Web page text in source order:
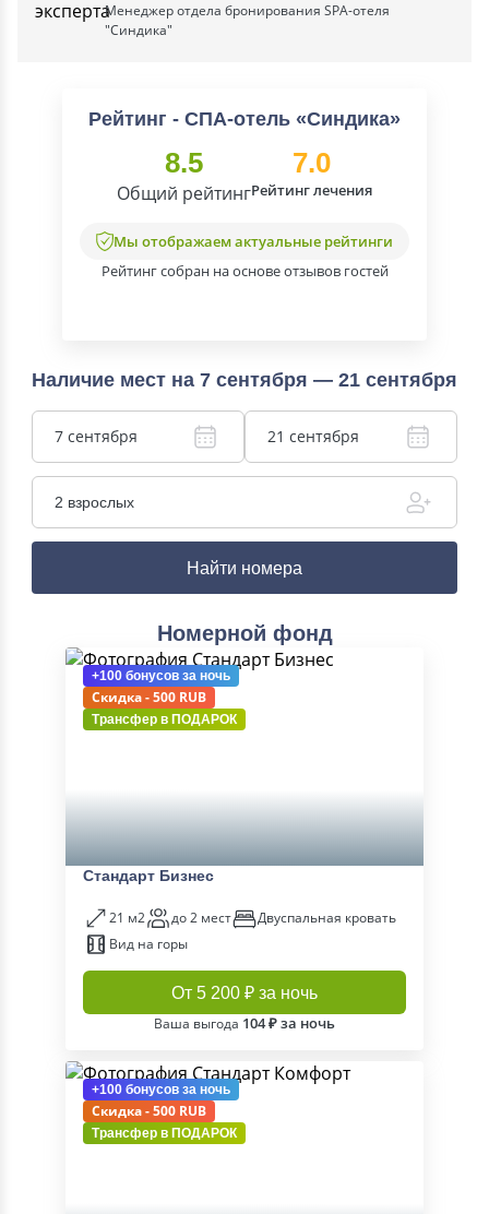
Менеджер отдела бронирования SPA-отеля
"Синдика"
Рейтинг - СПА-отель «Синдика»
8.5
Общий рейтинг
7.0
Рейтинг лечения
Мы отображаем актуальные рейтинги
Рейтинг собран на основе отзывов гостей
Наличие мест на 7 сентября — 21 сентября
7 сентября 21 сентября
2 взрослых
Найти номера
Номерной фонд
+100 бонусов за ночь
Скидка - 500 RUB
Трансфер в ПОДАРОК
Стандарт Бизнес
21 м2 до 2 мест
Двуспальная кровать
Вид на горы
От 5 200 ₽ за ночь
Ваша выгода 104 ₽ за ночь
+100 бонусов за ночь
Скидка - 500 RUB
Трансфер в ПОДАРОК